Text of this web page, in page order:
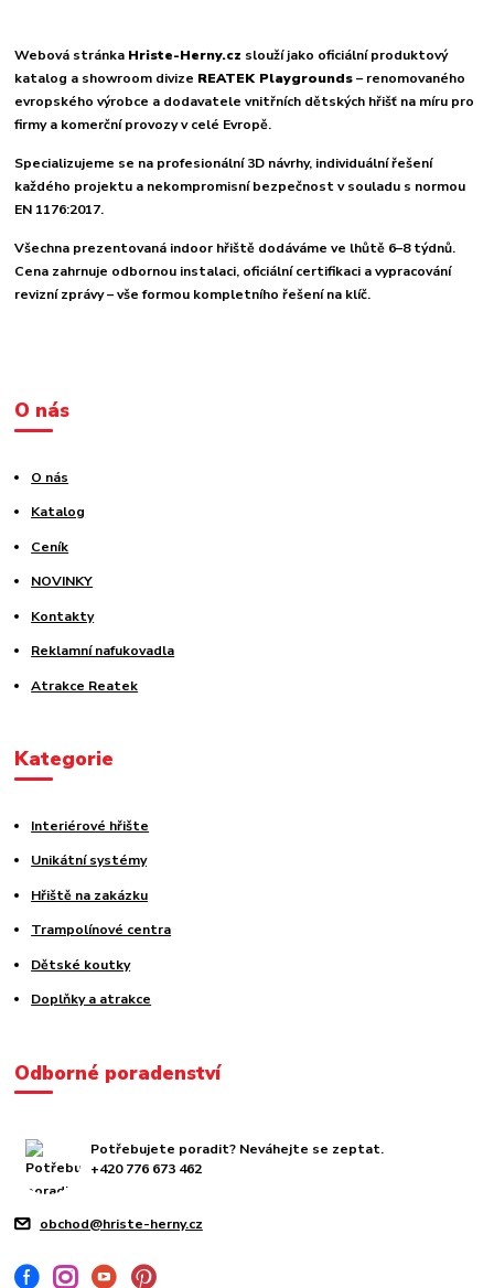
Webová stránka Hriste-Herny.cz slouží jako oficiální produktový
katalog a showroom divize REATEK Playgrounds– renomovaného
evropského výrobce a dodavatele vnitřních dětských hřišť na míru pro
firmy a komerční provozy v celé Evropě.
Specializujeme se na profesionální 3D návrhy, individuální řešení
každého projektu a nekompromisní bezpečnost v souladu s normou
EN 1176:2017.
Všechna prezentovaná indoor hřiště dodáváme ve lhůtě 6–8 týdnů.
Cena zahrnuje odbornou instalaci, oficiální certifikaci a vypracování
revizní zprávy – vše formou kompletního řešení na klíč.
O nás
O nás
Katalog
Ceník
NOVINKY
Kontakty
Reklamní nafukovadla
Atrakce Reatek
Kategorie
Interiérové hřište
Unikátní systémy
Hřiště na zakázku
Trampolínové centra
Dětské koutky
Doplňky a atrakce
Odborné poradenství
Potřebujete poradit? Neváhejte se zeptat.
+420 776 673 462
obchod@hriste-herny.cz